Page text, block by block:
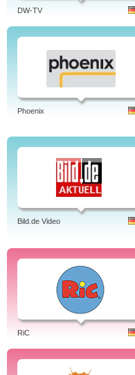
DW-TV
Phoenix
Bild.de Video
RiC